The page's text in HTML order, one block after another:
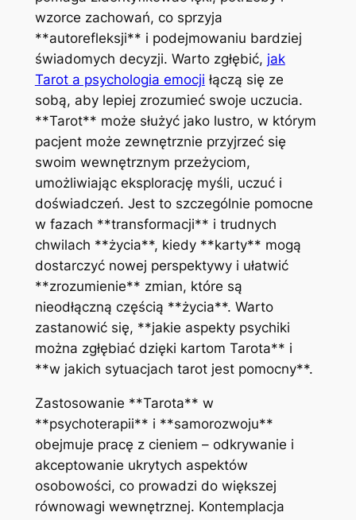
wzorce zachowań, co sprzyja
**autorefleksji** i podejmowaniu bardziej
świadomych decyzji. Warto zgłębić, jak
Tarot a psychologia emocji łączą się ze
sobą, aby lepiej zrozumieć swoje uczucia.
**Tarot** może służyć jako lustro, w którym
pacjent może zewnętrznie przyjrzeć się
swoim wewnętrznym przeżyciom,
umożliwiając eksplorację myśli, uczuć i
doświadczeń. Jest to szczególnie pomocne
w fazach **transformacji** i trudnych
chwilach **życia**, kiedy **karty** mogą
dostarczyć nowej perspektywy i ułatwić
**zrozumienie** zmian, które są
nieodłączną częścią **życia**. Warto
zastanowić się, **jakie aspekty psychiki
można zgłębiać dzięki kartom Tarota** i
**w jakich sytuacjach tarot jest pomocny**.
Zastosowanie **Tarota** w
**psychoterapii** i **samorozwoju**
obejmuje pracę z cieniem – odkrywanie i
akceptowanie ukrytych aspektów
osobowości, co prowadzi do większej
równowagi wewnętrznej. Kontemplacja